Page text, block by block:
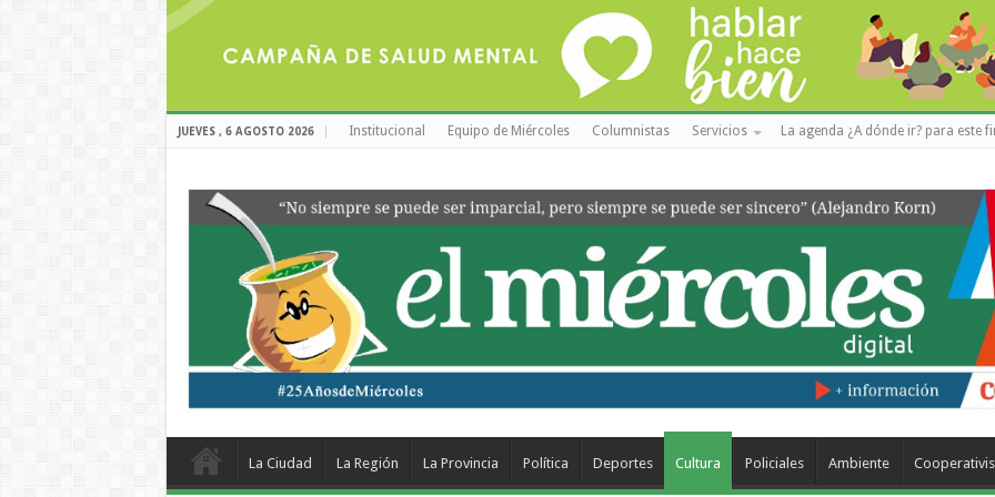
JUEVES , 6 AGOSTO 2026 Institucional Equipo de Miércoles Columnistas Servicios La agenda ¿A dónde ir? para este
La Ciudad La Región La Provincia Política Deportes Cultura Policiales Ambiente